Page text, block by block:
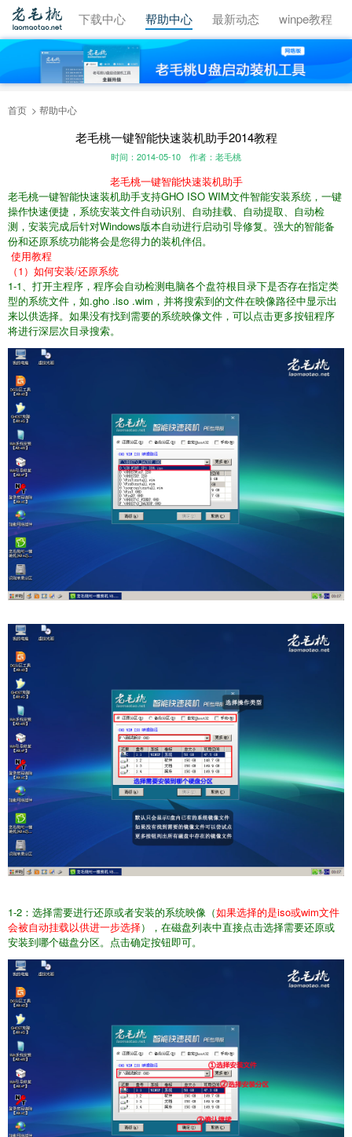
视频教程 下载中心 帮助中心 最新动态 winpe教程
首页 帮助中心
老毛桃一键智能快速装机助手2014教程
时间：2014-05-10 作者：老毛桃
老毛桃一键智能快速装机助手
老毛桃一键智能快速装机助手支持GHO ISO WIM文件智能安装系统，一键
操作快速便捷，系统安装文件自动识别、自动挂载、自动提取、自动检
测，安装完成后针对Windows版本自动进行启动引导修复。强大的智能备
份和还原系统功能将会是您得力的装机伴侣。
使用教程
（1）如何安装/还原系统
1-1、打开主程序，程序会自动检测电脑各个盘符根目录下是否存在指定类
型的系统文件，如.gho .iso .wim，并将搜索到的文件在映像路径中显示出
来以供选择。如果没有找到需要的系统映像文件，可以点击更多按钮程序
将进行深层次目录搜索。
1-2：选择需要进行还原或者安装的系统映像（如果选择的是iso或wim文件
会被自动挂载以供进一步选择），在磁盘列表中直接点击选择需要还原或
安装到哪个磁盘分区。点击确定按钮即可。